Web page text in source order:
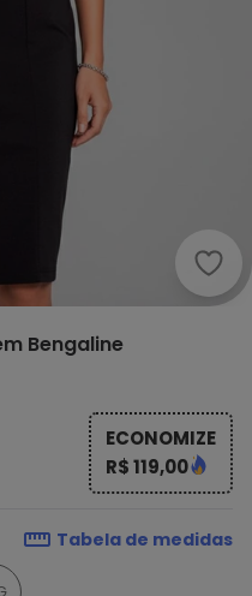
Bengaline
ECONOMIZE
R$ 119,00
Tabela de medidas